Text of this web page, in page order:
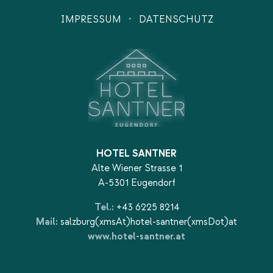
IMPRESSUM · DATENSCHUTZ
HOTEL SANTNER
Alte Wiener Strasse 1
A-5301 Eugendorf
Tel.: +43 6225 8214
Mail: salzburg(xmsAt)hotel-santner(xmsDot)at
www.hotel-santner.at